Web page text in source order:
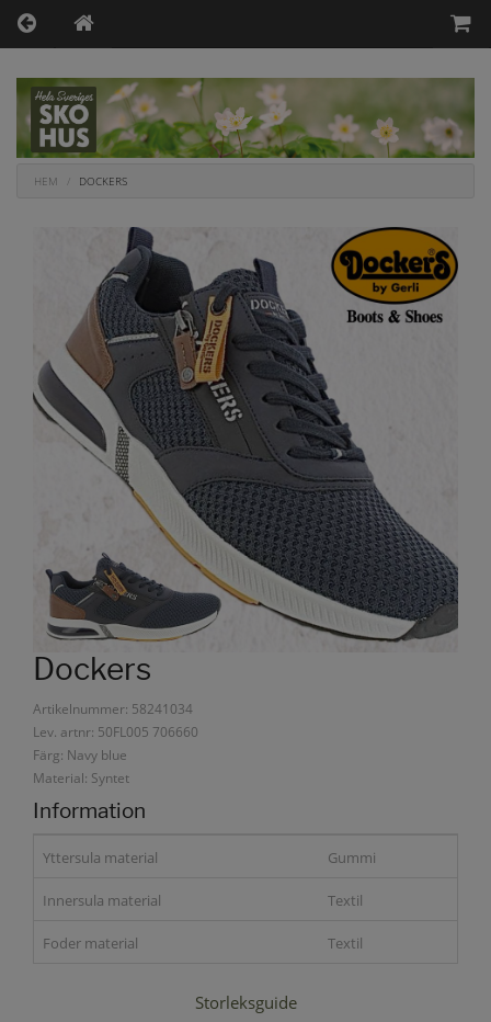
HEM DOCKERS
Dockers
Artikelnummer: 58241034
Lev. artnr: 50FL005 706660
Färg: Navy blue
Material: Syntet
Information
Yttersula material Gummi
Innersula material Textil
Foder material Textil
Storleksguide